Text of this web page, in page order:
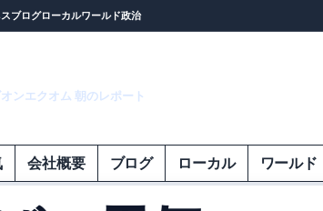
ブログローカルワールド政治
ンエクオム 朝のレポート
会社概要 ブログ ローカル ワールド